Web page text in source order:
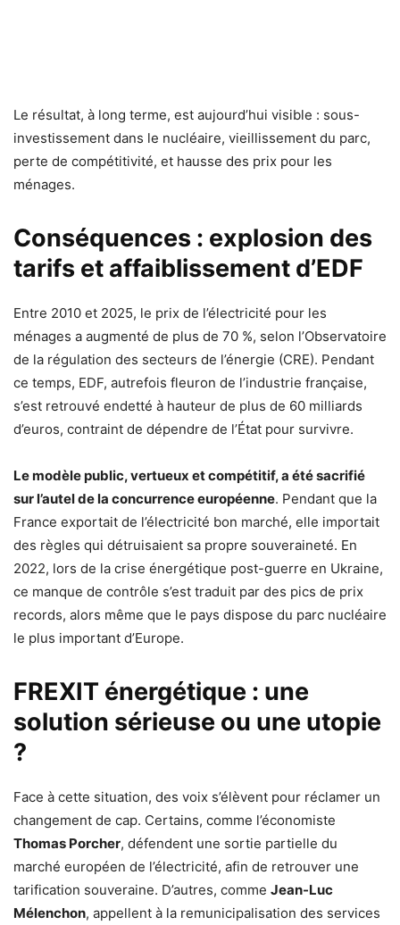
Le résultat, à long terme, est aujourd’hui visible : sous-
investissement dans le nucléaire, vieillissement du parc,
perte de compétitivité, et hausse des prix pour les
ménages.
Conséquences : explosion des
tarifs et affaiblissement d’EDF
Entre 2010 et 2025, le prix de l’électricité pour les
ménages a augmenté de plus de 70 %, selon l’Observatoire
de la régulation des secteurs de l’énergie (CRE). Pendant
ce temps, EDF, autrefois fleuron de l’industrie française,
s’est retrouvé endetté à hauteur de plus de 60 milliards
d’euros, contraint de dépendre de l’État pour survivre.
Le modèle public, vertueux et compétitif, a été sacrifié
sur l’autel de la concurrence européenne. Pendant que la
France exportait de l’électricité bon marché, elle importait
des règles qui détruisaient sa propre souveraineté. En
2022, lors de la crise énergétique post-guerre en Ukraine,
ce manque de contrôle s’est traduit par des pics de prix
records, alors même que le pays dispose du parc nucléaire
le plus important d’Europe.
FREXIT énergétique : une
solution sérieuse ou une utopie
?
Face à cette situation, des voix s’élèvent pour réclamer un
changement de cap. Certains, comme l’économiste
Thomas Porcher, défendent une sortie partielle du
marché européen de l’électricité, afin de retrouver une
tarification souveraine. D’autres, comme Jean-Luc
Mélenchon, appellent à la remunicipalisation des services